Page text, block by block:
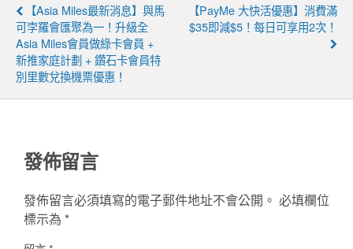
【Asia Miles最新消息】與馬
可孛羅會匯聚為一！升級全
Asia Miles會員做綠卡會員 +
新推家庭計劃 + 鑽石卡會員特
別里數兌換機票優惠！
【PayMe 大快活優惠】消費滿
$35即減$5！每日可享用2次！
發佈留言
發佈留言必須填寫的電子郵件地址不會公開。 必填欄位
標示為 *